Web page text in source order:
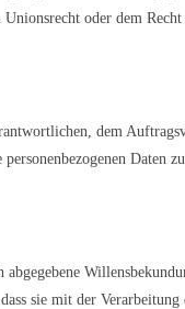
oder dem Recht
dem
Daten zu
sie mit der Verarbeitung